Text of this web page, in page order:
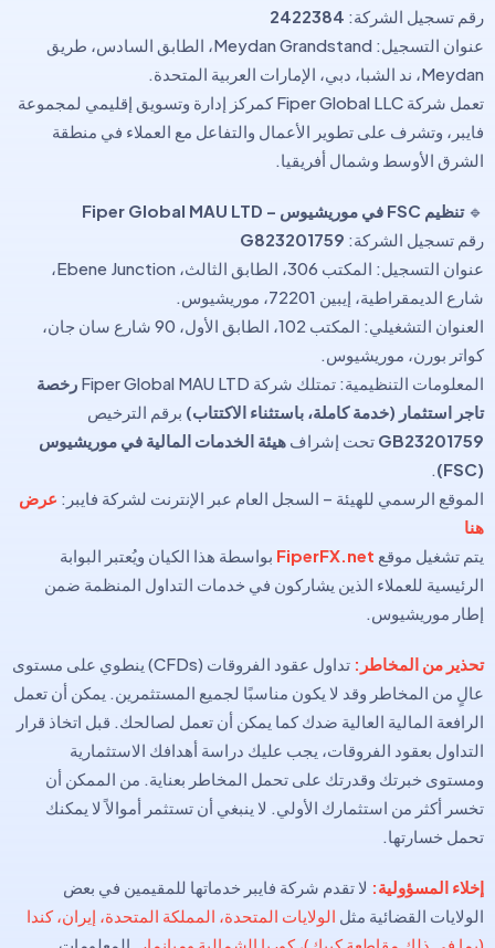
رقم تسجيل الشركة: 2422384
عنوان التسجيل: Meydan Grandstand، الطابق السادس، طريق
Meydan، ند الشبا، دبي، الإمارات العربية المتحدة.
تعمل شركة Fiper Global LLC كمركز إدارة وتسويق إقليمي لمجموعة
فايبر، وتشرف على تطوير الأعمال والتفاعل مع العملاء في منطقة
الشرق الأوسط وشمال أفريقيا.
🔹تنظيم FSC في موريشيوس – Fiper Global MAU LTD
رقم تسجيل الشركة: G823201759
عنوان التسجيل: المكتب 306، الطابق الثالث، Ebene Junction،
شارع الديمقراطية، إيبين 72201، موريشيوس.
العنوان التشغيلي: المكتب 102، الطابق الأول، 90 شارع سان جان،
كواتر بورن، موريشيوس.
المعلومات التنظيمية: تمتلك شركة Fiper Global MAU LTD
رخصة
تاجر استثمار (خدمة كاملة، باستثناء الاكتتاب) برقم الترخيص
GB23201759 تحت إشراف هيئة الخدمات المالية في موريشيوس
(FSC)
.
الموقع الرسمي للهيئة – السجل العام عبر الإنترنت لشركة فايبر: عرض
هنا
يتم تشغيل موقع FiperFX.net بواسطة هذا الكيان ويُعتبر البوابة
الرئيسية للعملاء الذين يشاركون في خدمات التداول المنظمة ضمن
إطار موريشيوس.
تحذير من المخاطر:
تداول عقود الفروقات (CFDs) ينطوي على مستوى
عالٍ من المخاطر وقد لا يكون مناسبًا لجميع المستثمرين. يمكن أن تعمل
الرافعة المالية العالية ضدك كما يمكن أن تعمل لصالحك. قبل اتخاذ قرار
التداول بعقود الفروقات، يجب عليك دراسة أهدافك الاستثمارية
ومستوى خبرتك وقدرتك على تحمل المخاطر بعناية. من الممكن أن
تخسر أكثر من استثمارك الأولي. لا ينبغي أن تستثمر أموالاً لا يمكنك
تحمل خسارتها.
إخلاء المسؤولية: لا تقدم شركة فايبر خدماتها للمقيمين في بعض
الولايات القضائية مثل الولايات المتحدة، المملكة المتحدة، إيران، كندا